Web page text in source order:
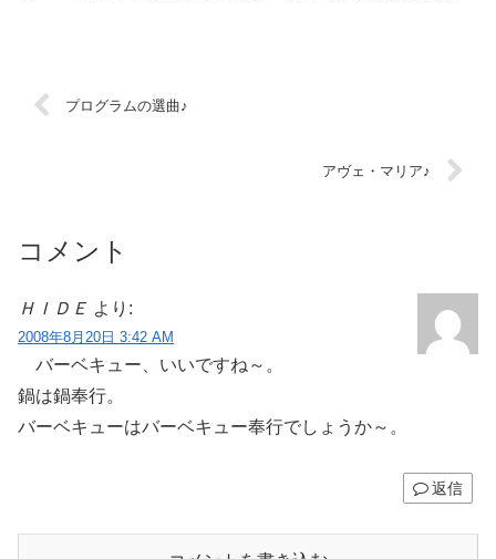
プログラムの選曲♪
アヴェ・マリア♪
コメント
ＨＩＤＥ より:
2008年8月20日 3:42 AM
バーベキュー、いいですね～。
鍋は鍋奉行。
バーベキューはバーベキュー奉行でしょうか～。
返信